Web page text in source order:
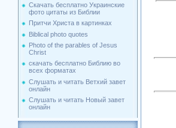
Скачать бесплатно Украинские
фото цитаты из Библии
Притчи Христа в картинках
Biblical photo quotes
Photo of the parables of Jesus
Christ
скачать бесплатно Библию во
всех форматах
Слушать и читать Ветхий завет
онлайн
Слушать и читать Новый завет
онлайн